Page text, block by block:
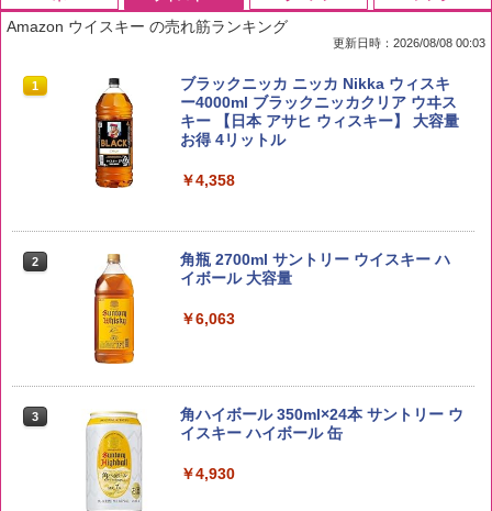
1 by Amazon 国産ブレンド米 精米 5kg
￥2,650
5kg 長野県産 令和7年産
kg 業務用 お米マイスターブレンド
Amazon ウイスキー の売れ筋ランキング
更新日時：2026/08/08 00:03
1
ブラックニッカ ニッカ Nikka ウィスキ
ー4000ml ブラックニッカクリア ウヰス
キー 【日本 アサヒ ウィスキー】 大容量
お得 4リットル
￥4,358
2
角瓶 2700ml サントリー ウイスキー ハ
イボール 大容量
￥6,063
3
角ハイボール 350ml×24本 サントリー ウ
イスキー ハイボール 缶
￥4,930